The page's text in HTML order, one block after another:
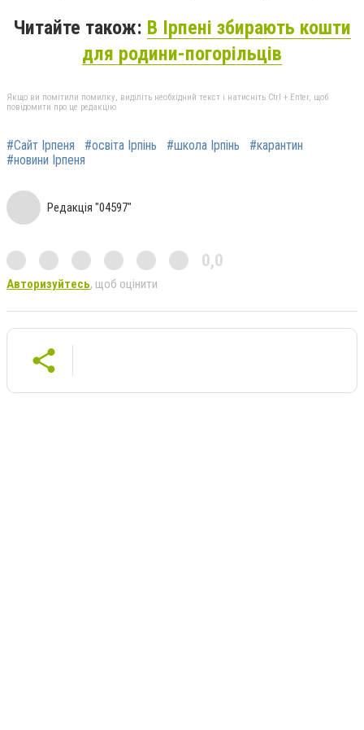
Читайте також: В Ірпені збирають кошти
для родини-погорільців
Якщо ви помітили помилку, виділіть необхідний текст і натисніть Ctrl + Enter, щоб
повідомити про це редакцію
#Сайт Ірпеня #освіта Ірпінь #школа Ірпінь
#карантин
#новини Ірпеня
Редакція "04597"
0,0
Авторизуйтесь, щоб оцінити